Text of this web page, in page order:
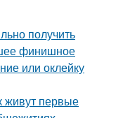
получить
финишное
или оклейку
живут первые